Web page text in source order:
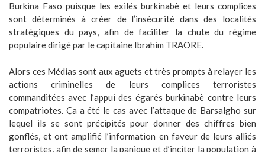
Burkina Faso puisque les exilés burkinabè et leurs complices
sont déterminés à créer de l’insécurité dans des localités
stratégiques du pays, afin de faciliter la chute du régime
populaire dirigé par le capitaine Ibrahim TRAORE.
Alors ces Médias sont aux aguets et très prompts à relayer les
actions criminelles de leurs complices terroristes
commanditées avec l’appui des égarés burkinabè contre leurs
compatriotes. Ça a été le cas avec l’attaque de Barsalgho sur
lequel ils se sont précipités pour donner des chiffres bien
gonflés, et ont amplifié l’information en faveur de leurs alliés
terroristes, afin de semer la panique et d’inciter la population à